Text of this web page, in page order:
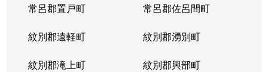
常呂郡置戸町 常呂郡佐呂間町
紋別郡遠軽町 紋別郡湧別町
紋別郡滝上町 紋別郡興部町